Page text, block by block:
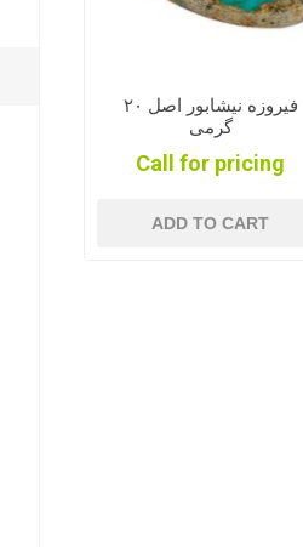
فیروزه نیشابور اصل ۲۰
گرمی
Call for pricing
ADD TO CART